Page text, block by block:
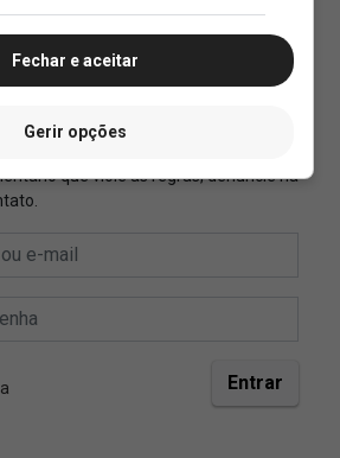
Fechar e aceitar
Gerir opções